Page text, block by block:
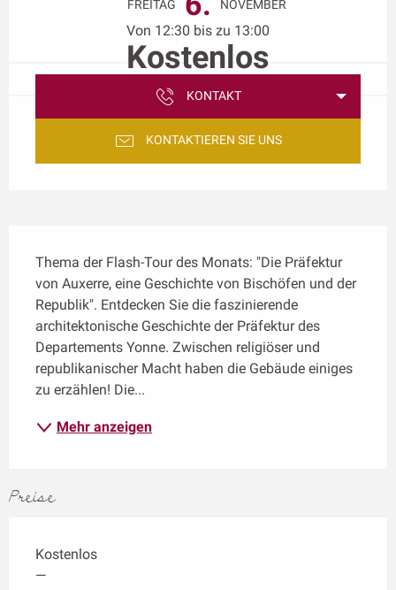
FREITAG NOVEMBER
Von 12:30 bis zu 13:00
Kostenlos
KONTAKT
KONTAKTIEREN SIE UNS
Thema der Flash-Tour des Monats: "Die Präfektur
von Auxerre, eine Geschichte von Bischöfen und der
Republik". Entdecken Sie die faszinierende
architektonische Geschichte der Präfektur des
Departements Yonne. Zwischen religiöser und
republikanischer Macht haben die Gebäude einiges
zu erzählen! Die...
Mehr anzeigen
Preise
Kostenlos
—